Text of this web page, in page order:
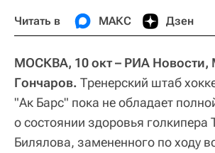
Читать в МАКС Дзен
МОСКВА, 10 окт – РИА Новости,
Гончаров. Тренерский штаб
"Ак Барс" пока не обладает
о состоянии здоровья голкипера
Билялова, замененного по ходу